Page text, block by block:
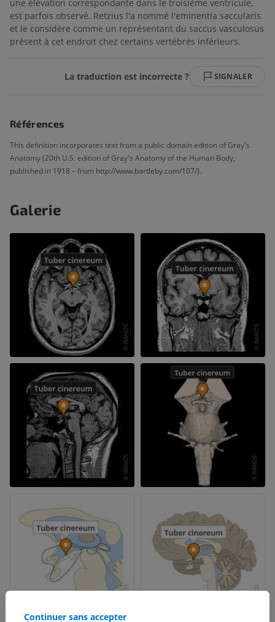
une élévation correspondante dans le troisième ventricule,
est parfois observé. Retzius l'a nommé l'eminentia saccularis
et le considère comme un représentant du saccus vasculosus
présent à cet endroit chez certains vertébrés inférieurs.
La traduction est incorrecte ? SIGNALER
Références
This definition incorporates text from a public domain edition of Gray's
Anatomy (20th U.S. edition of Gray's Anatomy of the Human Body,
published in 1918 – from http://www.bartleby.com/107/).
Galerie
Continuer sans accepter